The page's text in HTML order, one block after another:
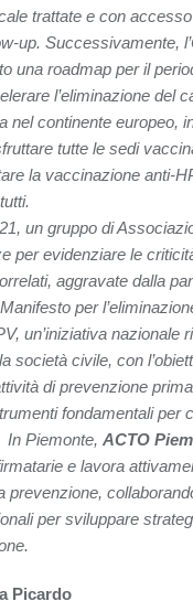
trattate e con
up. Successivamente,
una roadmap per il
l’eliminazione del
nel continente europeo,
tutte le sedi
la vaccinazione anti-
un gruppo di
per evidenziare le
aggravate dalla
per
un’iniziativa nazionale
società civile, con
di prevenzione
fondamentali per
Piemonte, ACTO
e lavora
prevenzione,
per sviluppare
Picardo